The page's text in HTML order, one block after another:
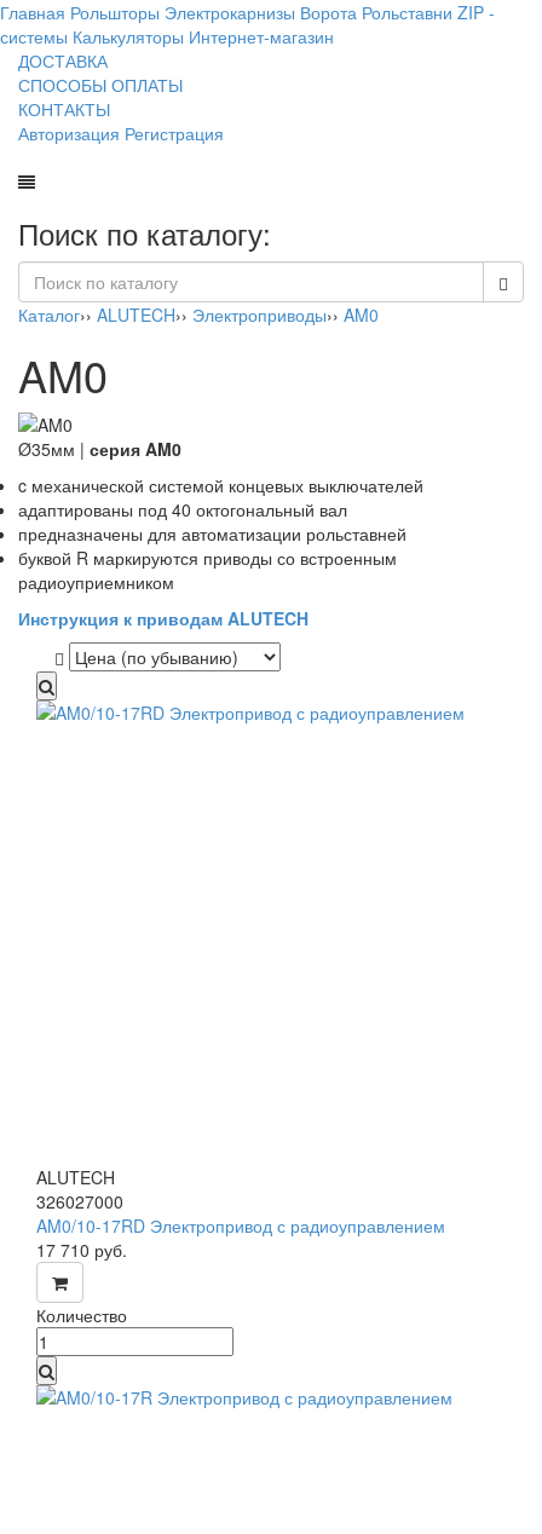
Главная Рольшторы Электрокарнизы Ворота Рольставни ZIP -
системы Калькуляторы Интернет-магазин
ДОСТАВКА
СПОСОБЫ ОПЛАТЫ
КОНТАКТЫ
Авторизация Регистрация
Поиск по каталогу:
Каталог›› ALUTECH›› Электроприводы›› AM0
AM0
Ø35мм | серия AM0
c механической системой концевых выключателей
адаптированы под 40 октогональный вал
предназначены для автоматизации рольставней
буквой R маркируются приводы со встроенным
радиоуприемником
Инструкция к приводам ALUTECH
ALUTECH
326027000
AM0/10-17RD Электропривод с радиоуправлением
17 710 руб.
Количество